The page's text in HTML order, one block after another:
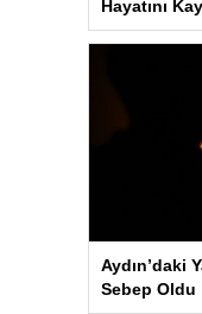
Hayatını
Aydın’daki
Sebep Oldu